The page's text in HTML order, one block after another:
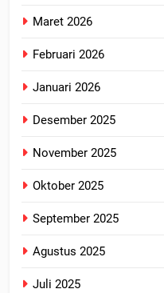
Maret 2026
Februari 2026
Januari 2026
Desember 2025
November 2025
Oktober 2025
September 2025
Agustus 2025
Juli 2025